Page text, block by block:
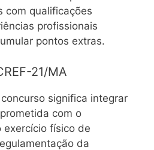
com qualificações
profissionais
pontos extras.
21/MA
significa integrar
com o
exercício físico de
da